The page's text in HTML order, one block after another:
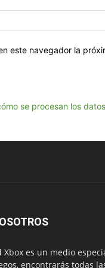
este navegador la
se procesan los
Xbox es un medio
encontrarás todas